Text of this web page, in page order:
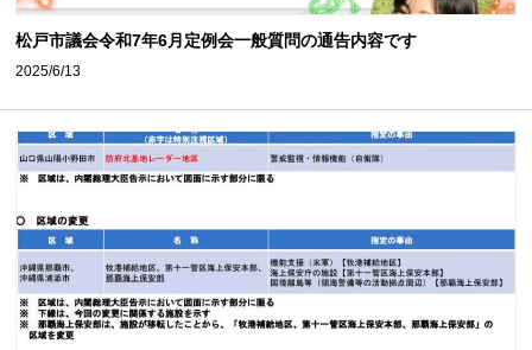
松戸市議会令和7年6月定例会一般質問の通告内容です
2025/6/13